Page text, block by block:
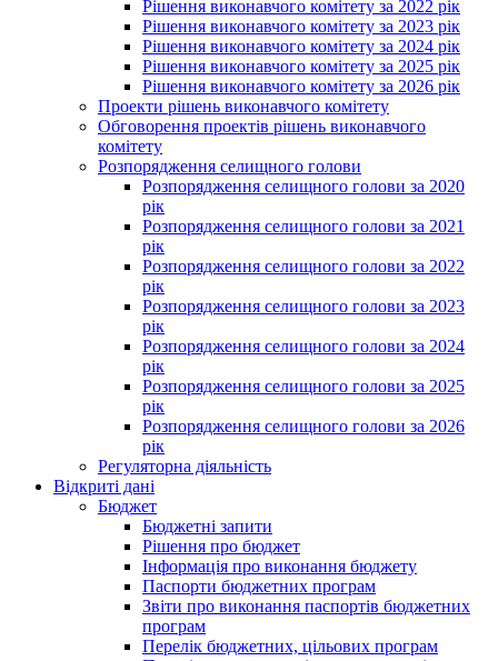
Рішення виконавчого комітету за 2022 рік
Рішення виконавчого комітету за 2023 рік
Рішення виконавчого комітету за 2024 рік
Рішення виконавчого комітету за 2025 рік
Рішення виконавчого комітету за 2026 рік
Проекти рішень виконавчого комітету
Обговорення проектів рішень виконавчого
комітету
Розпорядження селищного голови
Розпорядження селищного голови за 2020
рік
Розпорядження селищного голови за 2021
рік
Розпорядження селищного голови за 2022
рік
Розпорядження селищного голови за 2023
рік
Розпорядження селищного голови за 2024
рік
Розпорядження селищного голови за 2025
рік
Розпорядження селищного голови за 2026
рік
Регуляторна діяльність
Відкриті дані
Бюджет
Бюджетні запити
Рішення про бюджет
Інформація про виконання бюджету
Паспорти бюджетних програм
Звіти про виконання паспортів бюджетних
програм
Перелік бюджетних, цільових програм